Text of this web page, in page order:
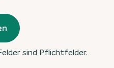
sind Pflichtfelder.